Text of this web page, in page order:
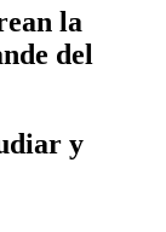
la
del
y